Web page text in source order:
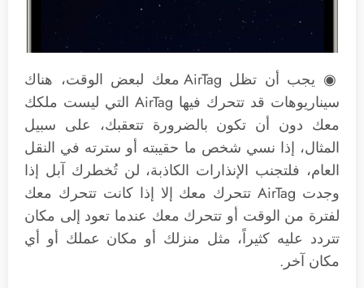
◉ يجب أن تظل AirTag معك لبعض الوقت، هناك
سيناريوهات قد تتحرك فيها AirTag التي ليست ملكك
معك دون أن تكون بالضرورة تتعقبك، على سبيل
المثال، إذا نسي شخص ما حقيبته أو سترته في النقل
العام، فلتجنب الإنذارات الكاذبة، لن تُخطرك آبل إذا
وجدت AirTag تتحرك معك إلا إذا كانت تتحرك معك
لفترة من الوقت أو تتحرك معك عندما تعود إلى مكان
تتردد عليه كثيراً، مثل منزلك أو مكان عملك أو أي
مكان آخر.